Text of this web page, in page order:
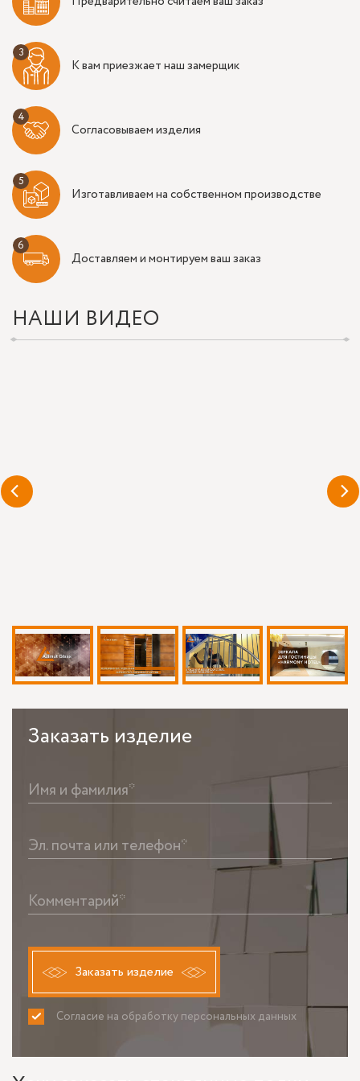
К вам приезжает наш замерщик
Согласовываем изделия
Изготавливаем на собственном производстве
Доставляем и монтируем ваш заказ
НАШИ ВИДЕО
Заказать изделие
Имя и фамилия*
Эл. почта или телефон*
Комментарий*
Заказать изделие
Согласие на обработку персональных данных
ПРИНИМАЮ НЕ ПРИНИМАЮ